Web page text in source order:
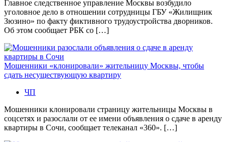
Главное следственное управление Москвы возбудило
уголовное дело в отношении сотрудницы ГБУ «Жилищник
Зюзино» по факту фиктивного трудоустройства дворников.
Об этом сообщает РБК со […]
Мошенники «клонировали» жительницу Москвы, чтобы
сдать несуществующую квартиру
ЧП
Мошенники клонировали страницу жительницы Москвы в
соцсетях и разослали от ее имени объявления о сдаче в аренду
квартиры в Сочи, сообщает телеканал «360». […]